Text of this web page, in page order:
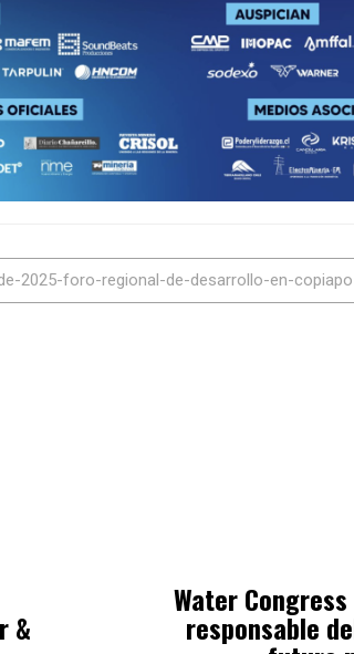
2025-foro-regional-de-desarrollo-en-copiapo
&
Water
responsable